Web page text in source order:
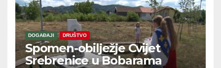
DOGAĐAJI DRUŠTVO
Spomen-obilježje Cvijet
Srebrenice u Bobarama